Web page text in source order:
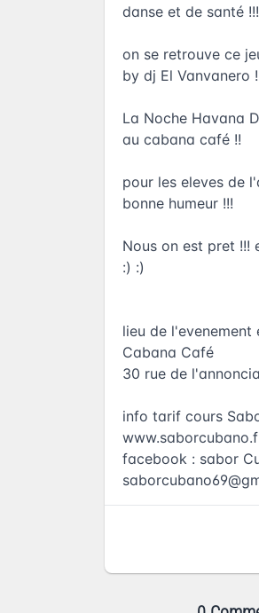
danse et de santé
on se retrouve ce
by dj El Vanvanero
La Noche Havana
au cabana café !!
pour les eleves de
bonne humeur !!!
Nous on est pret !!!
:) :)
lieu de l'evenement
Cabana Café
30 rue de
info tarif cours
facebook : sabor